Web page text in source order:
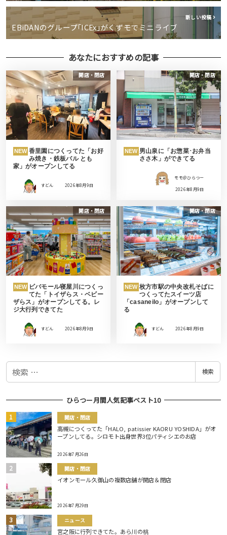
新しい投稿
EBiDANのグループ｢ICEx｣がくずモでミニライブ
あなたにおすすめの記事
開店・閉店
NEW 香里園につくってた「お好
み焼き・鉄板バル とも
家」がオープンしてる
すどん 2026年8月9日
開店・閉店
NEW 男山泉に「お惣菜･お弁当
ささ木」ができてる
モモ＠ひらつー
2026年8月9日
開店・閉店
NEW ビバモール寝屋川につくっ
てた「トイザらス・ベビー
ザらス」がオープンしてる。レ
ジ大行列できてた
すどん 2026年8月9日
開店・閉店
NEW 枚方市駅の中央改札そばに
つくってたスイーツ店
「casaneilo」がオープンして
る
すどん 2026年8月9日
検
検索
ひらつー月間人気記事ベスト10
開店・閉店
高槻につくってた「HALO, patissier KAORU YOSHIDA」がオ
ープンしてる。シロモト出身世界3位パティシエのお店
2026年7月26日
開店・閉店
イオンモール久御山の複数店舗が開店＆閉店
2026年7月29日
ニュース
宮之阪に行列できてた。あら川の桃